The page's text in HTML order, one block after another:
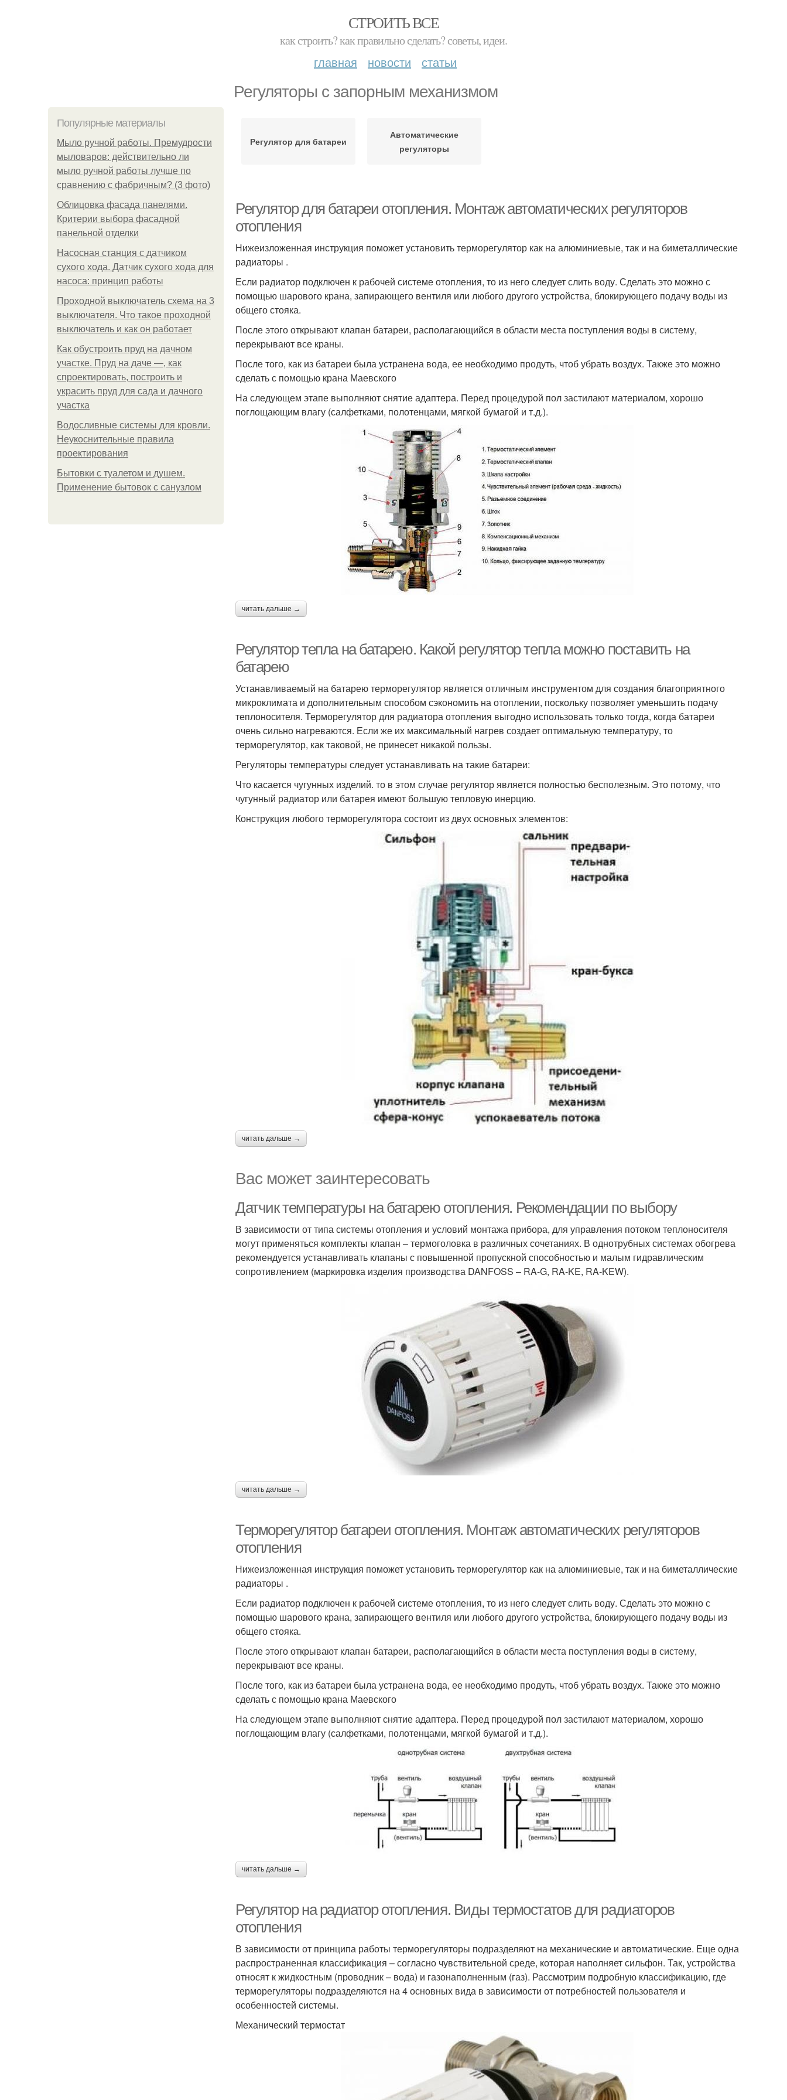
СТРОИТЬ ВСЕ
как строить? как правильно сделать? советы, идеи.
главная новости статьи
Регуляторы с запорным механизмом
Популярные материалы
Мыло ручной работы. Премудрости
мыловаров: действительно ли
мыло ручной работы лучше по
сравнению с фабричным? (3 фото)
Облицовка фасада панелями.
Критерии выбора фасадной
панельной отделки
Насосная станция с датчиком
сухого хода. Датчик сухого хода для
насоса: принцип работы
Проходной выключатель схема на 3
выключателя. Что такое проходной
выключатель и как он работает
Как обустроить пруд на дачном
участке. Пруд на даче —, как
спроектировать, построить и
украсить пруд для сада и дачного
участка
Водосливные системы для кровли.
Неукоснительные правила
проектирования
Бытовки с туалетом и душем.
Применение бытовок с санузлом
Регулятор для батареи
Автоматические
регуляторы
Регулятор для батареи отопления. Монтаж автоматических регуляторов
отопления
Нижеизложенная инструкция поможет установить терморегулятор как на алюминиевые, так и на биметаллические
радиаторы .
Если радиатор подключен к рабочей системе отопления, то из него следует слить воду. Сделать это можно с
помощью шарового крана, запирающего вентиля или любого другого устройства, блокирующего подачу воды из
общего стояка.
После этого открывают клапан батареи, располагающийся в области места поступления воды в систему,
перекрывают все краны.
После того, как из батареи была устранена вода, ее необходимо продуть, чтоб убрать воздух. Также это можно
сделать с помощью крана Маевского
На следующем этапе выполняют снятие адаптера. Перед процедурой пол застилают материалом, хорошо
поглощающим влагу (салфетками, полотенцами, мягкой бумагой и т.д.).
читать дальше →
Регулятор тепла на батарею. Какой регулятор тепла можно поставить на
батарею
Устанавливаемый на батарею терморегулятор является отличным инструментом для создания благоприятного
микроклимата и дополнительным способом сэкономить на отоплении, поскольку позволяет уменьшить подачу
теплоносителя. Терморегулятор для радиатора отопления выгодно использовать только тогда, когда батареи
очень сильно нагреваются. Если же их максимальный нагрев создает оптимальную температуру, то
терморегулятор, как таковой, не принесет никакой пользы.
Регуляторы температуры следует устанавливать на такие батареи:
Что касается чугунных изделий. то в этом случае регулятор является полностью бесполезным. Это потому, что
чугунный радиатор или батарея имеют большую тепловую инерцию.
Конструкция любого терморегулятора состоит из двух основных элементов:
читать дальше →
Вас может заинтересовать
Датчик температуры на батарею отопления. Рекомендации по выбору
В зависимости от типа системы отопления и условий монтажа прибора, для управления потоком теплоносителя
могут применяться комплекты клапан – термоголовка в различных сочетаниях. В однотрубных системах обогрева
рекомендуется устанавливать клапаны с повышенной пропускной способностью и малым гидравлическим
сопротивлением (маркировка изделия производства DANFOSS – RA-G, RA-KE, RA-KEW).
читать дальше →
Терморегулятор батареи отопления. Монтаж автоматических регуляторов
отопления
Нижеизложенная инструкция поможет установить терморегулятор как на алюминиевые, так и на биметаллические
радиаторы .
Если радиатор подключен к рабочей системе отопления, то из него следует слить воду. Сделать это можно с
помощью шарового крана, запирающего вентиля или любого другого устройства, блокирующего подачу воды из
общего стояка.
После этого открывают клапан батареи, располагающийся в области места поступления воды в систему,
перекрывают все краны.
После того, как из батареи была устранена вода, ее необходимо продуть, чтоб убрать воздух. Также это можно
сделать с помощью крана Маевского
На следующем этапе выполняют снятие адаптера. Перед процедурой пол застилают материалом, хорошо
поглощающим влагу (салфетками, полотенцами, мягкой бумагой и т.д.).
читать дальше →
Регулятор на радиатор отопления. Виды термостатов для радиаторов
отопления
В зависимости от принципа работы терморегуляторы подразделяют на механические и автоматические. Еще одна
распространенная классификация – согласно чувствительной среде, которая наполняет сильфон. Так, устройства
относят к жидкостным (проводник – вода) и газонаполненным (газ). Рассмотрим подробную классификацию, где
терморегуляторы подразделяются на 4 основных вида в зависимости от потребностей пользователя и
особенностей системы.
Механический термостат